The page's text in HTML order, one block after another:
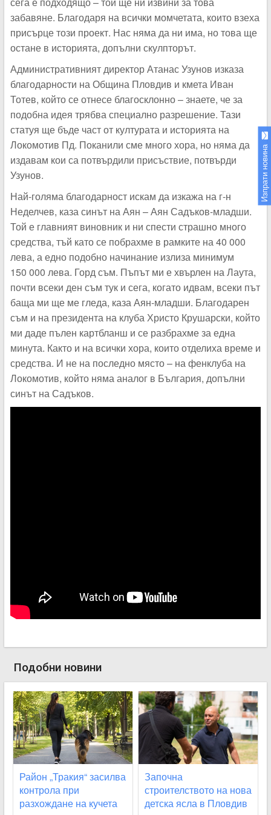
забавяне. Благодаря на всички момчетата, които взеха
присърце този проект. Нас няма да ни има, но това ще
остане в историята, допълни скулпторът.
Административният директор Атанас Узунов изказа
благодарности на Община Пловдив и кмета Иван
Тотев, който се отнесе благосклонно – знаете, че за
подобна идея трябва специално разрешение. Тази
статуя ще бъде част от културата и историята на
Локомотив Пд. Поканили сме много хора, но няма да
издавам кои са потвърдили присъствие, потвърди
Узунов.
Най-голяма благодарност искам да изкажа на г-н
Неделчев, каза синът на Аян – Аян Садъков-младши.
Той е главният виновник и ни спести страшно много
средства, тъй като се побрахме в рамките на 40 000
лева, а едно подобно начинание излиза минимум
150 000 лева. Горд съм. Пъпът ми е хвърлен на Лаута,
почти всеки ден съм тук и сега, когато идвам, всеки път
баща ми ще ме гледа, каза Аян-младши. Благодарен
съм и на президента на клуба Христо Крушарски, който
ми даде пълен картбланш и се разбрахме за една
минута. Както и на всички хора, които отделиха време и
средства. И не на последно място – на фенклуба на
Локомотив, който няма аналог в България, допълни
синът на Садъков.
Подобни новини
Район „Тракия“ засилва
контрола при
разхождане на кучета
Започна
строителството на нова
детска ясла в Пловдив
Изпрати новина